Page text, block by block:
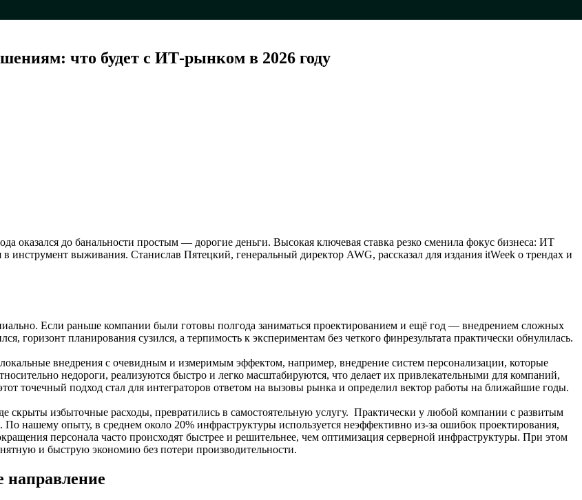
что будет с ИТ-рынком в 2026 году
оказался до банальности простым — дорогие деньги. Высокая ключевая ставка резко сменила фокус бизнеса: ИТ
инструмент выживания. Станислав Пятецкий, генеральный директор AWG, рассказал для издания itWeek о трендах и
Если раньше компании были готовы полгода заниматься проектированием и ещё год — внедрением сложных
горизонт планирования сузился, а терпимость к экспериментам без четкого финрезультата практически обнулилась.
внедрения с очевидным и измеримым эффектом, например, внедрение систем персонализации, которые
недороги, реализуются быстро и легко масштабируются, что делает их привлекательными для компаний,
точечный подход стал для интеграторов ответом на вызовы рынка и определил вектор работы на ближайшие годы.
скрыты избыточные расходы, превратились в самостоятельную услугу. Практически у любой компании с развитым
нашему опыту, в среднем около 20% инфраструктуры используется неэффективно из-за ошибок проектирования,
персонала часто происходят быстрее и решительнее, чем оптимизация серверной инфраструктуры. При этом
и быструю экономию без потери производительности.
направление